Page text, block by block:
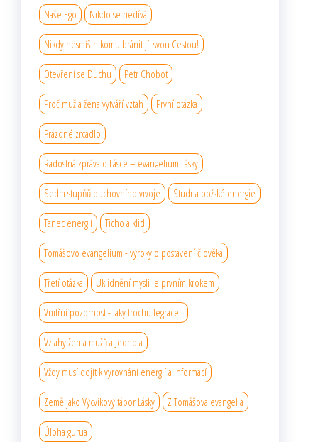
Naše Ego Nikdo se nedívá
Nikdy nesmíš nikomu bránit jít svou Cestou!
Otevření se Duchu Petr Chobot
Proč muž a žena vytváří vztah První otázka
Prázdné zrcadlo
Radostná zpráva o Lásce – evangelium Lásky
Sedm stupňů duchovního vıvoje Studna božské energie
Tanec energií Ticho a klid
Tomášovo evangelium - výroky o postavení člověka
Třetí otázka Uklidnění mysli je prvním krokem
Vnitřní pozornost - taky trochu legrace..
Vztahy žen a mužů a Jednota
Vždy musí dojít k vyrovnání energií a informací
Země jako Výcvikový tábor Lásky Z Tomášova evangelia
Úloha gurua